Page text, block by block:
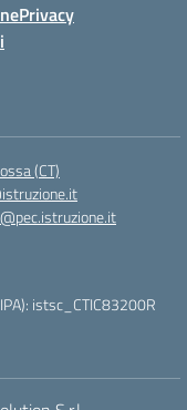
Privacy
(CT)
istsc_CTIC83200R